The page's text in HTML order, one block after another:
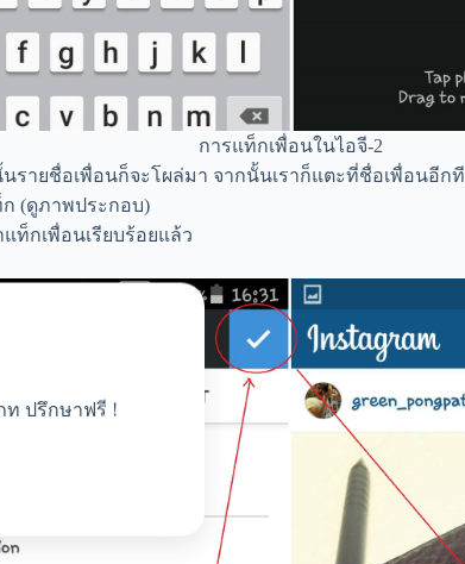
ท ปรึกษาฟรี !
การแท็กเพื่อนในไอจี-2
รายชื่อเพื่อนก็จะโผล่มา จากนั้นเราก็แตะที่ชื่อเพื่อนอีกที
ก (ดูภาพประกอบ)
ท็กเพื่อนเรียบร้อยแล้ว